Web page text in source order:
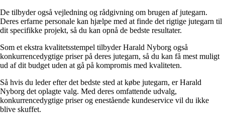
De tilbyder også vejledning og rådgivning om brugen af jutegarn.
Deres erfarne personale kan hjælpe med at finde det rigtige jutegarn til
dit specifikke projekt, så du kan opnå de bedste resultater.
Som et ekstra kvalitetsstempel tilbyder Harald Nyborg også
konkurrencedygtige priser på deres jutegarn, så du kan få mest muligt
ud af dit budget uden at gå på kompromis med kvaliteten.
Så hvis du leder efter det bedste sted at købe jutegarn, er Harald
Nyborg det oplagte valg. Med deres omfattende udvalg,
konkurrencedygtige priser og enestående kundeservice vil du ikke
blive skuffet.